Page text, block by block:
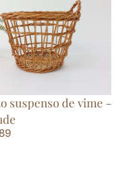
suspenso de vime -